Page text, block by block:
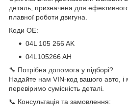
деталь, призначена для ефективного
плавної роботи двигуна.
Коди OE:
04L 105 266 AK
04L105266 AH
🔧 Потрібна допомога у підборі?
Надайте нам VIN-код вашого авто, і
перевіримо сумісність деталі.
📞 Консультація та замовлення: